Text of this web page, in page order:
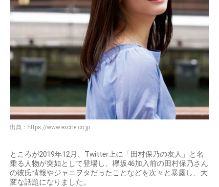
出典： https://www.excite.co.jp
ところが2019年12月、Twitter上に「田村保乃の友人」と名
乗る人物が突如として登場し、欅坂46加入前の田村保乃さん
の彼氏情報やジャニヲタだったことなどを次々と暴露し、大
変な話題になりました。